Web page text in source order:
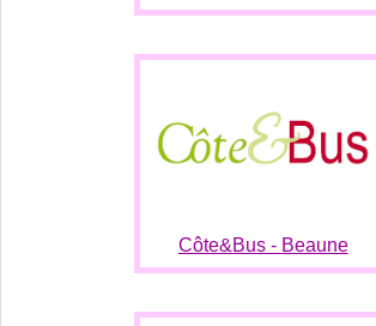
Côte&Bus - Beaune